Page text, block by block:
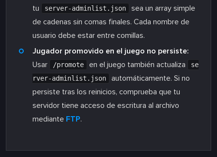
tu
server-adminlist.json
sea un array simple
de cadenas sin comas finales. Cada nombre de
usuario debe estar entre comillas.
Jugador promovido en el juego no persiste:
Usar
/promote en el juego también actualiza
se
rver-adminlist.json
automáticamente. Si no
persiste tras los reinicios, comprueba que tu
servidor tiene acceso de escritura al archivo
mediante FTP.